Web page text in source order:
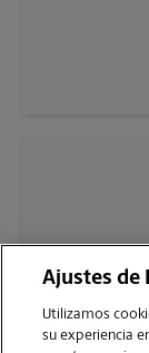
Ajustes de
Utilizamos
su experiencia